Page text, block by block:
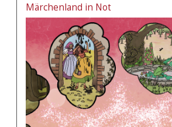
Märchenland in Not